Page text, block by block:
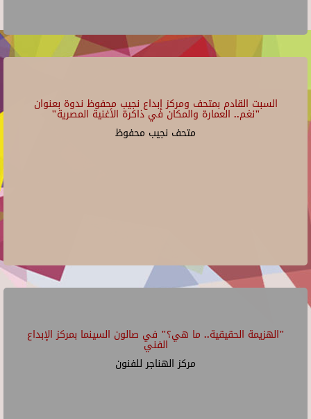
السبت القادم بمتحف ومركز إبداع نجيب محفوظ ندوة بعنوان
"نغم.. العمارة والمكان في ذاكرة الأغنية المصرية"
متحف نجيب محفوظ
"الهزيمة الحقيقية.. ما هي؟" في صالون السينما بمركز الإبداع
الفني
مركز الهناجر للفنون